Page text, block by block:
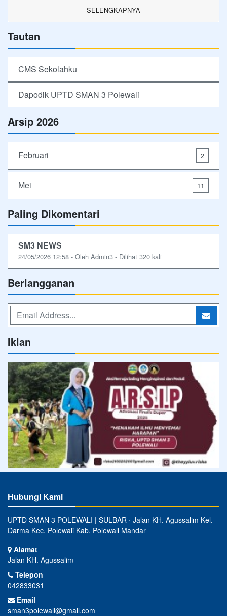
SELENGKAPNYA
Tautan
CMS Sekolahku
Dapodik UPTD SMAN 3 Polewali
Arsip 2026
Februari 2
Mei 11
Paling Dikomentari
SM3 NEWS
24/05/2026 12:58 - Oleh Admin3 - Dilihat 320 kali
Berlangganan
Iklan
Hubungi Kami
UPTD SMAN 3 POLEWALI | SULBAR ⋅ Jalan KH. Agussalim Kel.
Darma Kec. Polewali Kab. Polewali Mandar
Alamat
Jalan KH. Agussalim
Telepon
042833031
Email
sman3polewali@gmail.com